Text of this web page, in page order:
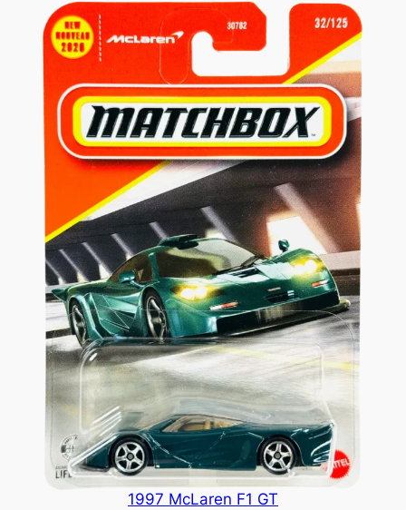
1997 McLaren F1 GT